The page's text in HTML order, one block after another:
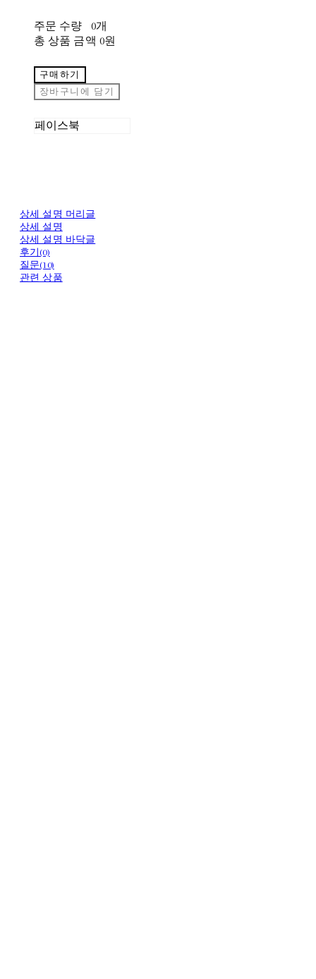
주문 수량
0개
총 상품 금액 0원
구매하기
장바구니에 담기
페이스북
상세 설명 머리글
상세 설명
상세 설명 바닥글
후기(0)
질문(10)
관련 상품